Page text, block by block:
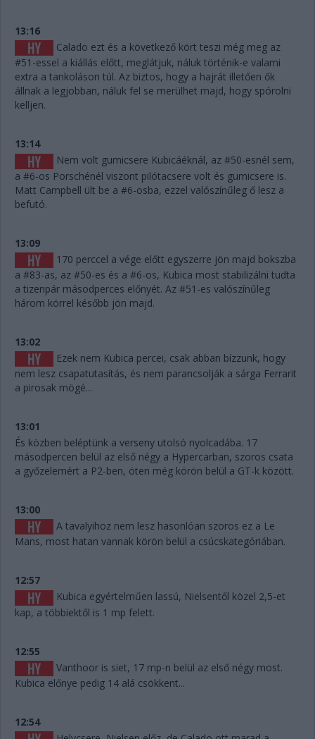
13:16
Calado ezt és a következő kört teszi még meg az
#51-essel a kiállás előtt, meglátjuk, náluk történik-e valami
extra a tankoláson túl. Az biztos, hogy a hajrát illetően ők
állnak a legjobban, náluk fel se merülhet majd, hogy spórolni
kelljen.
13:14
Nem volt gumicsere Kubicáéknál, az #50-esnél sem,
a #6-os Porschénél viszont pilótacsere volt és gumicsere is.
Matt Campbell ült be a #6-osba, ezzel valószínűleg ő lesz a
befutó.
13:09
170 perccel a vége előtt egyszerre jön majd bokszba
a #83-as, az #50-es és a #6-os, Kubica most stabilizálni tudta
a tizenpár másodperces előnyét. Az #51-es valószínűleg
három körrel később jön majd.
13:02
Ezek nem Kubica percei, csak abban bízzunk, hogy
nem lesz csapatutasítás, és nem parancsolják a sárga Ferrarit
a pirosak mögé...
13:01
És közben beléptünk a verseny utolsó nyolcadába. 17
másodpercen belül az első négy a Hypercarban, szoros csata
a győzelemért a P2-ben, öten még körön belül a GT-k között.
13:00
A tavalyihoz nem lesz hasonlóan szoros ez a Le
Mans, most hatan vannak körön belül a csúcskategóriában.
12:57
Kubica egyértelműen lassú, Nielsentől közel 2,5-et
kap, a többiektől is 1 mp felett.
12:55
Vanthoor is siet, 17 mp-n belül az első négy most.
Kubica előnye pedig 14 alá csökkent...
12:54